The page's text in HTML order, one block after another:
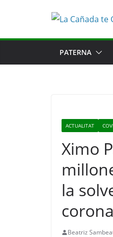
PATERNA
ACTUALITAT
Ximo
la
Beatriz